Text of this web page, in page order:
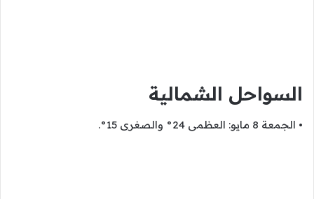
السواحل الشمالية
• الجمعة 8 مايو: العظمى 24° والصغرى 15°.